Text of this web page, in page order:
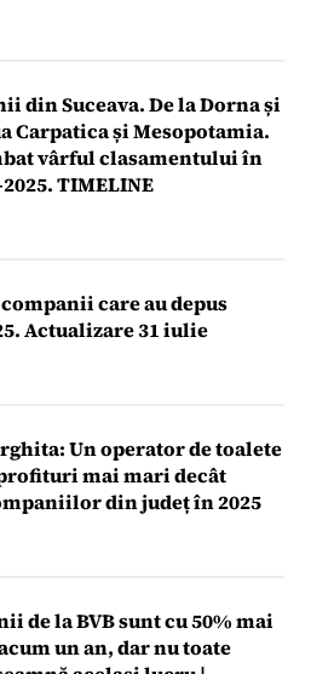
din Suceava. De la Dorna și
Carpatica și Mesopotamia.
vârful clasamentului în
TIMELINE
care au depus
Actualizare 31 iulie
Un operator de toalete
mai mari decât
din județ în 2025
de la BVB sunt cu 50% mai
un an, dar nu toate